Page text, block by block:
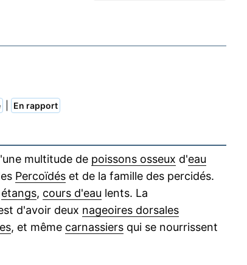
En rapport
multitude de poissons osseux d'eau
Percoïdés et de la famille des percidés.
étangs, cours d'eau lents. La
d'avoir deux nageoires dorsales
, et même carnassiers qui se nourrissent